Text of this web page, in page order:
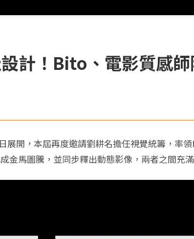
計！Bito、電影質感
展開，本屆再度邀請劉耕名擔任視覺統籌，率
金馬圖騰，並同步釋出動態影像，兩者之間充